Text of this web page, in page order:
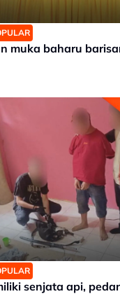
muka baharu
senjata api,